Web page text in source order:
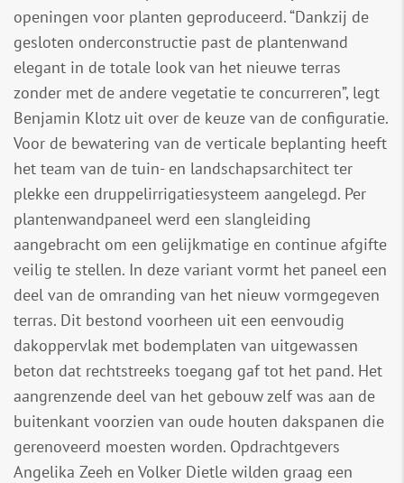
openingen voor planten geproduceerd. “Dankzij de
gesloten onderconstructie past de plantenwand
elegant in de totale look van het nieuwe terras
zonder met de andere vegetatie te concurreren”, legt
Benjamin Klotz uit over de keuze van de configuratie.
Voor de bewatering van de verticale beplanting heeft
het team van de tuin- en landschapsarchitect ter
plekke een druppelirrigatiesysteem aangelegd. Per
plantenwandpaneel werd een slangleiding
aangebracht om een gelijkmatige en continue afgifte
veilig te stellen. In deze variant vormt het paneel een
deel van de omranding van het nieuw vormgegeven
terras. Dit bestond voorheen uit een eenvoudig
dakoppervlak met bodemplaten van uitgewassen
beton dat rechtstreeks toegang gaf tot het pand. Het
aangrenzende deel van het gebouw zelf was aan de
buitenkant voorzien van oude houten dakspanen die
gerenoveerd moesten worden. Opdrachtgevers
Angelika Zeeh en Volker Dietle wilden graag een